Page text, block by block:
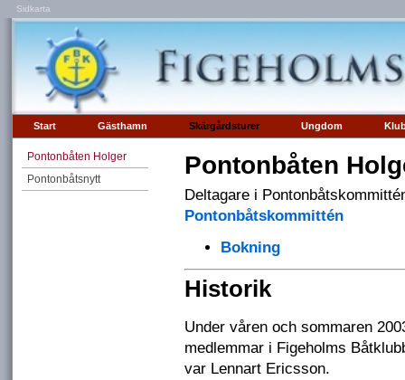
Sidkarta
Start Gästhamn Skärgårdsturer Ungdom
Pontonbåten Holger
Pontonbåtsnytt
Pontonbåten
Deltagare i
Pontonbåtskommittén
Bokning
Historik
Under våren och sommaren
medlemmar i Figeholms
var Lennart Ericsson.